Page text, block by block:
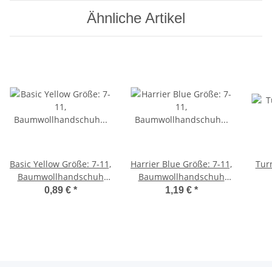
Ähnliche Artikel
Basic Yellow Größe: 7-11,
Baumwollhandschuh
mit gelber
0,89 € *
Harrier Blue Größe: 7-11,
Baumwollhandschuh
mit blauer
1,19 € *